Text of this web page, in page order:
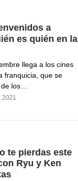
a
es quién en la
llega a los cines
franquicia, que se
los…
2021
te pierdas este
Ryu y Ken